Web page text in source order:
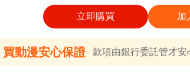
立即購買 加
買動漫安心保證 款項由銀行委託管才安